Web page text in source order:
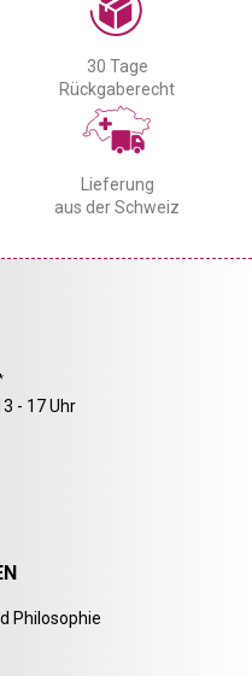
30 Tage
Rückgaberecht
Lieferung
aus der Schweiz
- 17 Uhr
Philosophie